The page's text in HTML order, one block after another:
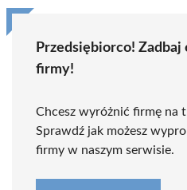
Przedsiębiorco!
firmy!
Chcesz wyróżnić firmę na
Sprawdź jak możesz
firmy w naszym serwisie.